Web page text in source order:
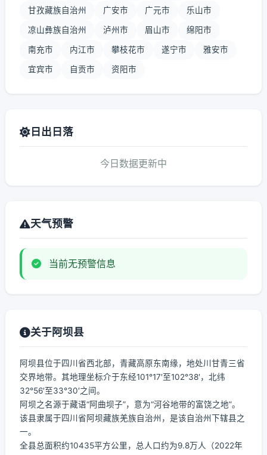
甘孜藏族自治州 广安市 广元市 乐山市
凉山彝族自治州 泸州市 眉山市 绵阳市
南充市 内江市 攀枝花市 遂宁市 雅安市
宜宾市 自贡市 资阳市
日出日落
今日数据更新中
天气预警
当前无预警信息
关于阿坝县
阿坝县位于四川省西北部，青藏高原东南缘，地处川甘青三省
交界地带。其地理坐标介于东经101°17′至102°38′，北纬
32°56′至33°30′之间。
阿坝之名源于藏语“阿曲坝子”，意为“河谷地带的富饶之地”。
该县隶属于四川省阿坝藏族羌族自治州，是该自治州下辖县之
一。
全县总面积约10435平方公里，总人口约为9.8万人（2022年